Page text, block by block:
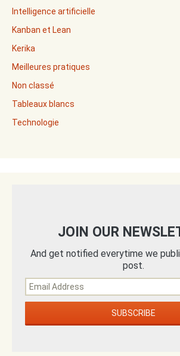
Intelligence artificielle
Kanban et Lean
Kerika
Meilleures pratiques
Non classé
Tableaux blancs
Technologie
JOIN OUR
And get notified everytime we
post.